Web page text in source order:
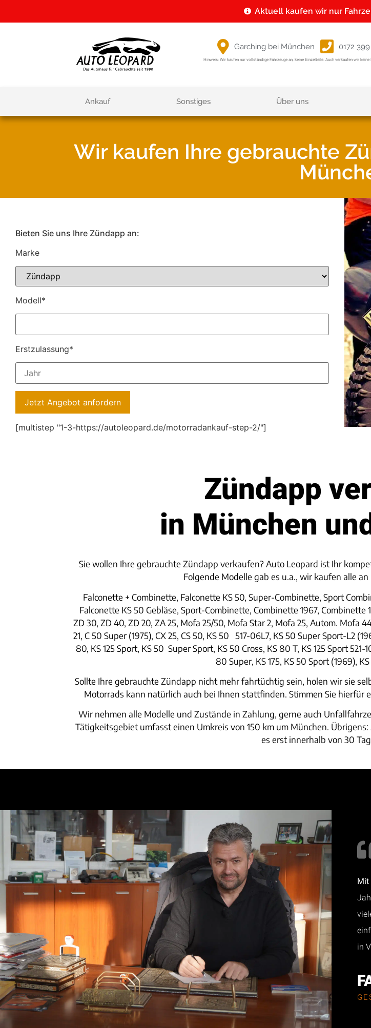
Aktuell kaufen wir nur
Garching bei München 0172
Hinweis: Wir kaufen nur vollständige Fahrzeuge an, keine Einzelteile. Auch verkaufen wir keine
Ankauf Sonstiges Über uns
Wir kaufen Ihre gebrauchte
Bieten Sie uns Ihre Zündapp an:
Marke
Modell*
Erstzulassung*
[multistep "1-3-https://autoleopard.de/motorradankauf-step-2/"]
Zündapp
in München
Sie wollen Ihre gebrauchte Zündapp verkaufen? Auto Leopard ist Ihr
Folgende Modelle gab es u.a., wir kaufen alle
Falconette + Combinette, Falconette KS 50, Super-Combinette, Sport
Falconette KS 50 Gebläse, Sport-Combinette, Combinette 1967, Combinette
ZD 30, ZD 40, ZD 20, ZA 25, Mofa 25/50, Mofa Star 2, Mofa 25, Autom. Mofa
21, C 50 Super (1975), CX 25, CS 50, KS 50 517-06L7, KS 50 Super Sport-L2
80, KS 125 Sport, KS 50 Super Sport, KS 50 Cross, KS 80 T, KS 125 Sport
80 Super, KS 175, KS 50 Sport (1969),
Sollte Ihre gebrauchte Zündapp nicht mehr fahrtüchtig sein, holen wir sie
Motorrads kann natürlich auch bei Ihnen stattfinden. Stimmen Sie
Wir nehmen alle Modelle und Zustände in Zahlung, gerne auch
Tätigkeitsgebiet umfasst einen Umkreis von 150 km um München.
es erst innerhalb von 30
Mit
in